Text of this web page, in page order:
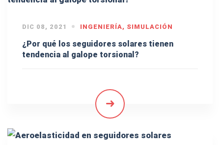
DIC 08, 2021 INGENIERÍA, SIMULACIÓN
¿Por qué los seguidores solares tienen
tendencia al galope torsional?